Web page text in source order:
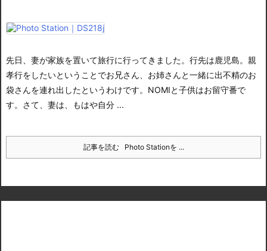
先日、妻が家族を置いて旅行に行ってきました。行先は鹿児島。 親
孝行をしたいということでお兄さん、お姉さんと一緒に出不精のお
袋さんを連れ出したというわけです。NOMIと子供はお留守番で
す。 さて、妻は、もはや自分 ...
記事を読む Photo Stationを ...